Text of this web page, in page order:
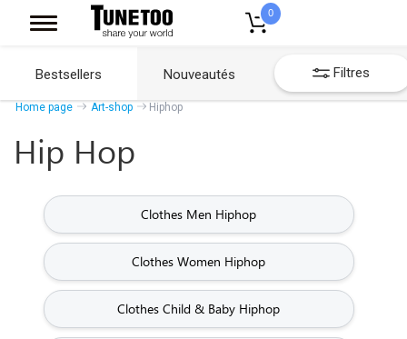
0
Bestsellers Nouveautés Filtres
Home page Art-shop Hiphop
Hip Hop
Clothes Men Hiphop
Clothes Women Hiphop
Clothes Child & Baby Hiphop